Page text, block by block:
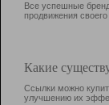
Все успешные
продвижения своего
Какие
Ссылки можно
улучшению их